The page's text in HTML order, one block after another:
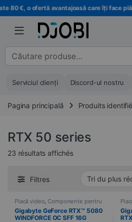
Treci la navigare
Treci la conținut
€, o ofertă avantajoasă care îți face
Căutare pentru :
Serviciul clienți Discord-ul nostru
Pagina principală Produits
RTX 50 series
23 résultats affichésTrié du plus
Filtres
Placă video, Componente pentru
PC Informatică
Gigabyte GeForce RTX™ 5080
WINDFORCE OC SFF 16G
PC